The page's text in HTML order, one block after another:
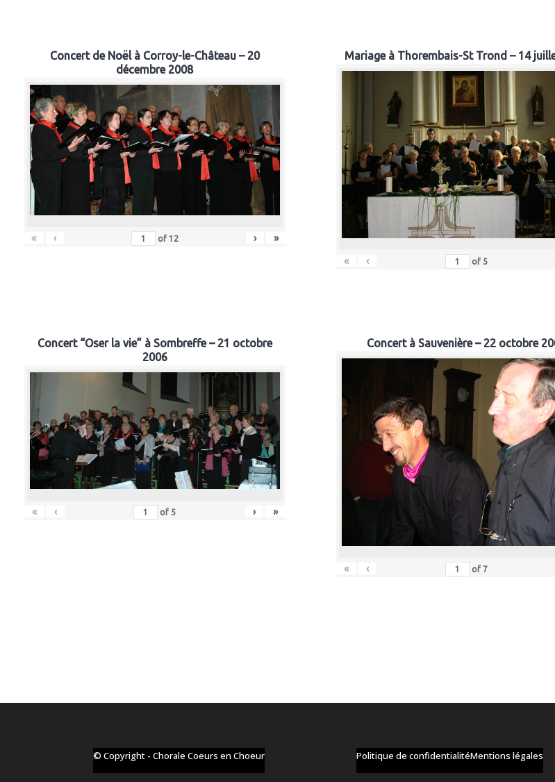
Concert de Noël à Corroy-le-Château – 20
décembre 2008
« ‹ of 12 › »
Mariage à Thorembais-St Trond – 14
« ‹ of 5
Concert “Oser la vie” à Sombreffe – 21 octobre
2006
« ‹ of 5 › »
Concert à Sauvenière – 22 octobre
« ‹ of 7
© Copyright - Chorale Coeurs en Choeur Politique de confidentialitéMentions légales